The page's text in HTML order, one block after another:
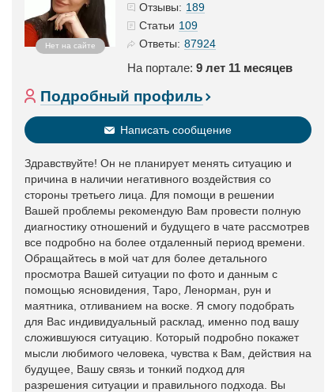
Нет на сайте
Отзывы: 189
Статьи 109
Ответы: 87924
На портале: 9 лет 11 месяцев
Подробный профиль
Написать сообщение
Здравствуйте! Он не планирует менять ситуацию и
причина в наличии негативного воздействия со
стороны третьего лица. Для помощи в решении
Вашей проблемы рекомендую Вам провести полную
диагностику отношений и будущего в чате рассмотрев
все подробно на более отдаленный период времени.
Обращайтесь в мой чат для более детального
просмотра Вашей ситуации по фото и данным с
помощью ясновидения, Таро, Ленорман, рун и
маятника, отливанием на воске. Я смогу подобрать
для Вас индивидуальный расклад, именно под вашу
сложившуюся ситуацию. Который подробно покажет
мысли любимого человека, чувства к Вам, действия на
будущее, Вашу связь и тонкий подход для
разрешения ситуации и правильного подхода. Вы